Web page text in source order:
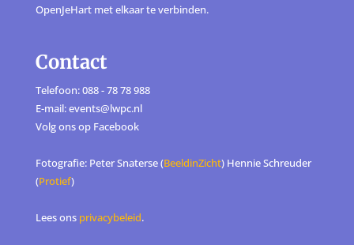
OpenJeHart met elkaar te verbinden.
Contact
Telefoon: 088 - 78 78 988
E-mail: events@lwpc.nl
Volg ons op Facebook
Fotografie: Peter Snaterse (BeeldinZicht) Hennie Schreuder
(Protief)
Lees ons privacybeleid.